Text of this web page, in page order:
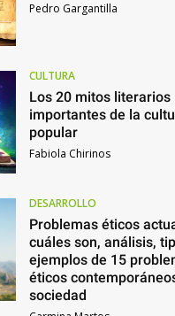
Pedro Gargantilla
CULTURA
Los 20 mitos literarios
importantes de la
popular
Fabiola Chirinos
DESARROLLO
Problemas éticos
cuáles son, análisis,
ejemplos de 15
éticos
sociedad